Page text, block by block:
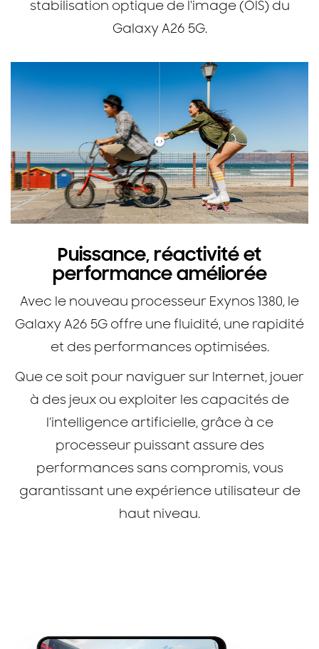
stabilisation optique de l'image (OIS) du
Galaxy A26 5G.
Puissance, réactivité et
performance améliorée
Avec le nouveau processeur Exynos 1380, le
Galaxy A26 5G offre une fluidité, une rapidité
et des performances optimisées.
Que ce soit pour naviguer sur Internet, jouer
à des jeux ou exploiter les capacités de
l’intelligence artificielle, grâce à ce
processeur puissant assure des
performances sans compromis, vous
garantissant une expérience utilisateur de
haut niveau.